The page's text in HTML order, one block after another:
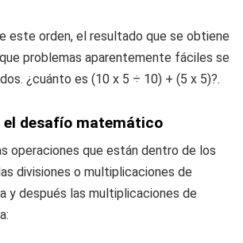
este orden, el resultado que se obtiene
problemas aparentemente fáciles se
¿cuánto es (10 x 5 ÷ 10) + (5 x 5)?.
el desafío matemático
operaciones que están dentro de los
divisiones o multiplicaciones de
y después las multiplicaciones de